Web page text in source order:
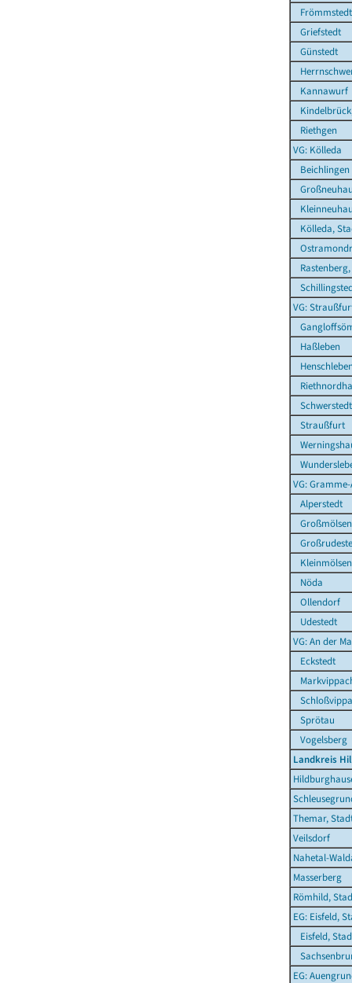
Frömmstedt
Griefstedt
Günstedt
Kannawurf
Riethgen
VG: Kölleda
Beichlingen
Kölleda,
VG:
Haßleben
Schwerstedt
Straußfurt
VG:
Alperstedt
Großmölsen
Kleinmölsen
Nöda
Ollendorf
Udestedt
VG: An der
Eckstedt
Sprötau
Vogelsberg
Landkreis
Themar,
Veilsdorf
Nahetal-
Masserberg
Römhild,
EG: Eisfeld,
Eisfeld,
EG: